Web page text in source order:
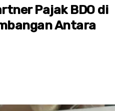
Pajak BDO di
Antara